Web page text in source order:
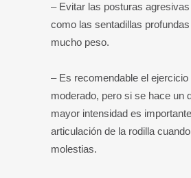
– Evitar las posturas agresivas
como las sentadillas
mucho peso.
– Es recomendable el
moderado, pero si se hace un
mayor intensidad es
articulación de la rodilla
molestias.